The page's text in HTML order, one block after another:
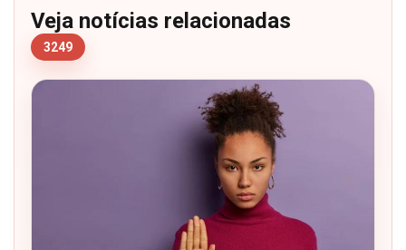
Veja notícias relacionadas
3249